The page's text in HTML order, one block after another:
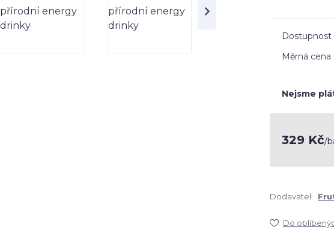
Dostupnost
Měrná cena
Nejsme
329 Kč/
Dodavatel:
Do